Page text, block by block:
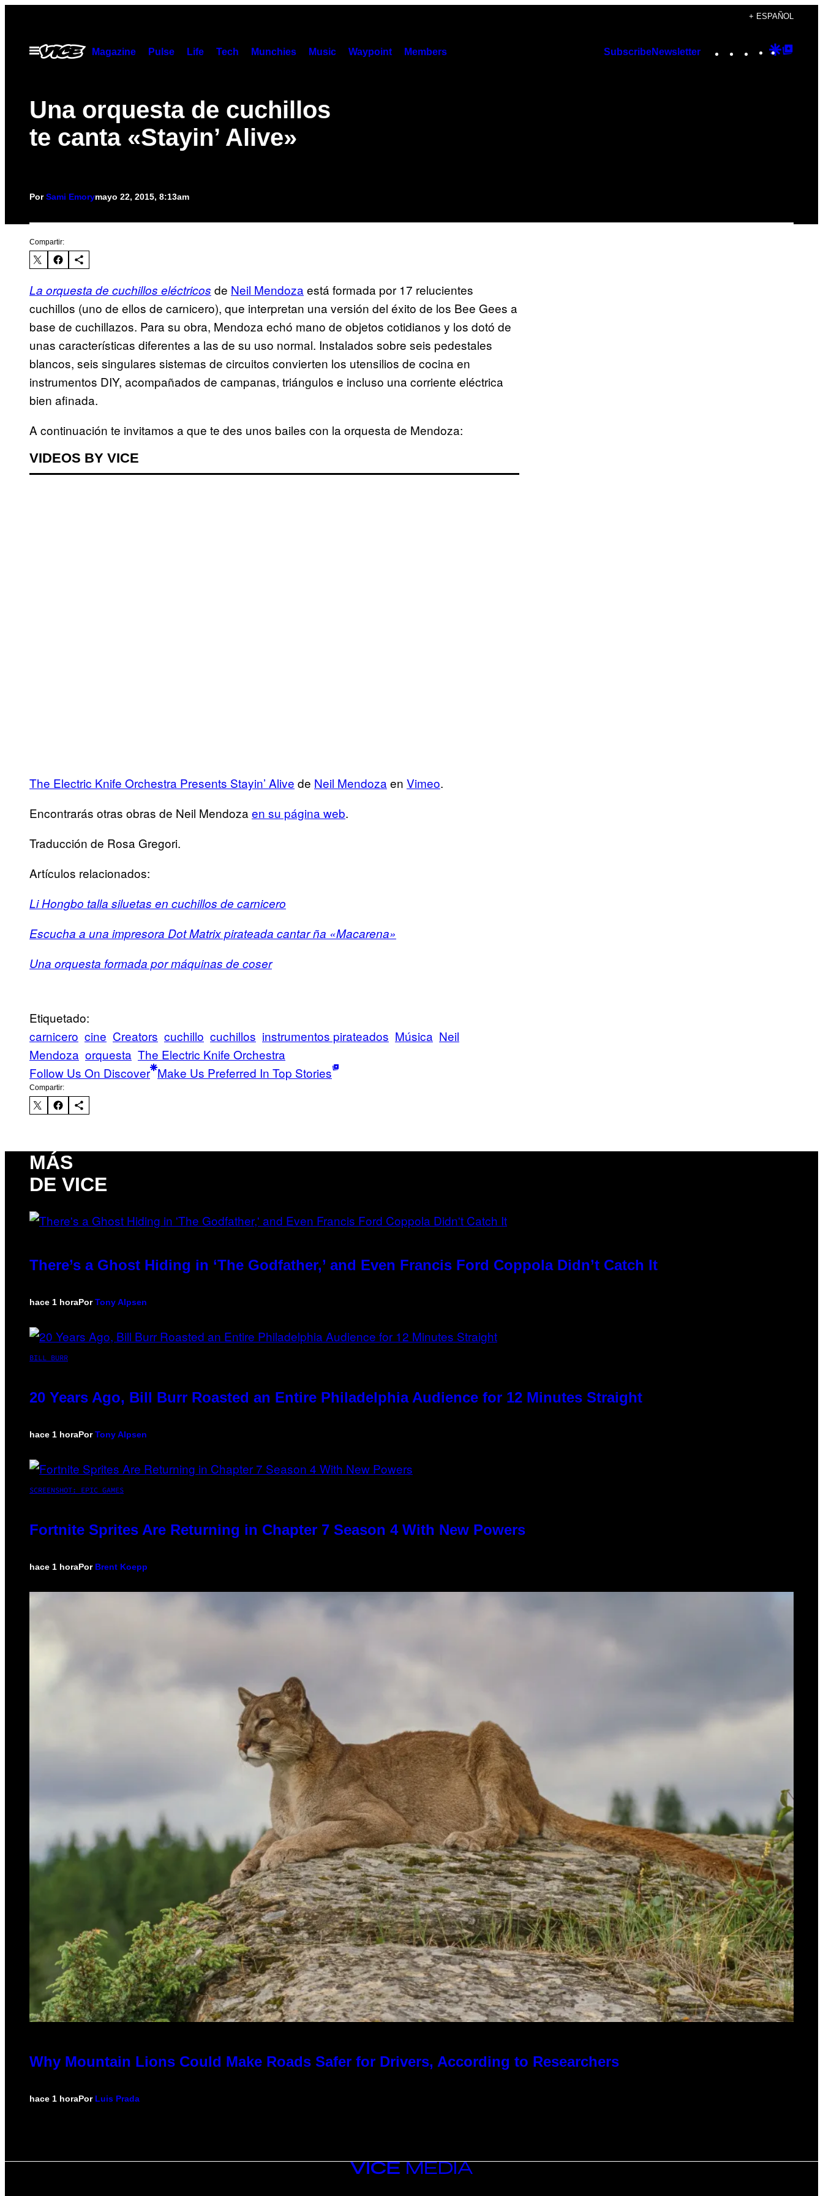
contenido
+ ESPAÑOL
Abrir
Menú
Magazine Pulse Life Tech Munchies Music Waypoint Members SubscribeNewsletter Instagram
TikTok
YouTube
Google
Una orquesta de cuchillos
te canta «Stayin’ Alive»
PorSami Emorymayo 22, 2015, 8:13am
Compartir:
La orquesta de cuchillos eléctricos de Neil Mendoza está formada por 17 relucientes
cuchillos (uno de ellos de carnicero), que interpretan una versión del éxito de los Bee Gees a
base de cuchillazos. Para su obra, Mendoza echó mano de objetos cotidianos y los dotó de
unas características diferentes a las de su uso normal. Instalados sobre seis pedestales
blancos, seis singulares sistemas de circuitos convierten los utensilios de cocina en
instrumentos DIY, acompañados de campanas, triángulos e incluso una corriente eléctrica
bien afinada.
A continuación te invitamos a que te des unos bailes con la orquesta de Mendoza:
VIDEOS BY VICE
The Electric Knife Orchestra Presents Stayin’ Alive de Neil Mendoza en Vimeo.
Encontrarás otras obras de Neil Mendoza en su página web.
Traducción de Rosa Gregori.
Artículos relacionados:
Li Hongbo talla siluetas en cuchillos de carnicero
Escucha a una impresora Dot Matrix pirateada cantar ña «Macarena»
Una orquesta formada por máquinas de coser
Etiquetado:
carnicero cine Creators cuchillo cuchillos instrumentos pirateados Música Neil
Mendoza orquesta The Electric Knife Orchestra
Follow Us On Discover Make Us Preferred In Top Stories
Compartir:
MÁS
DE VICE
There’s a Ghost Hiding in ‘The Godfather,’ and Even Francis Ford Coppola Didn’t Catch It
hace 1 horaPorTony Alpsen
BILL BURR
20 Years Ago, Bill Burr Roasted an Entire Philadelphia Audience for 12 Minutes Straight
hace 1 horaPorTony Alpsen
SCREENSHOT: EPIC GAMES
Fortnite Sprites Are Returning in Chapter 7 Season 4 With New Powers
hace 1 horaPor Brent Koepp
Why Mountain Lions Could Make Roads Safer for Drivers, According to Researchers
hace 1 horaPor Luis Prada
VICE
MEDIA